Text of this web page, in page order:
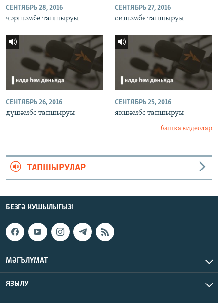
СЕНТЯБРЬ 28, 2016
чәршәмбе тапшыруы
СЕНТЯБРЬ 27, 2016
сишәмбе тапшыруы
СЕНТЯБРЬ 26, 2016
дүшәмбе тапшыруы
СЕНТЯБРЬ 25, 2016
якшәмбе тапшыруы
башка видеолар
ТАПШЫРУЛАР
БЕЗГӘ КУШЫЛЫГЫЗ!
МӘГЪЛҮМАТ
ЯЗЫЛУ